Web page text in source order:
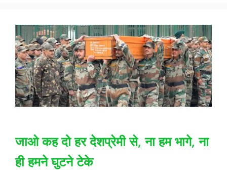
k p
जाओ कह दो हर देशप्रेमी से, ना हम भागे, ना
ही हमने घुटने टेके